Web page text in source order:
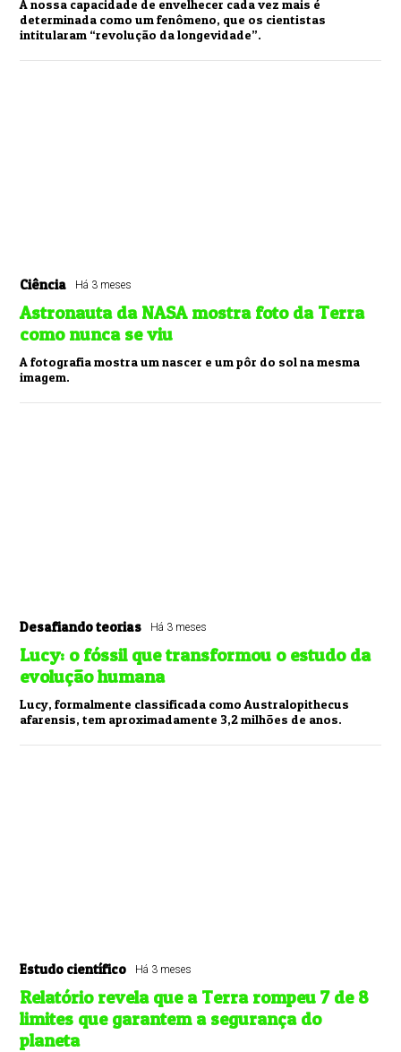
A nossa capacidade de envelhecer cada vez mais é
determinada como um fenômeno, que os cientistas
intitularam “revolução da longevidade”.
Ciência Há 3 meses
Astronauta da NASA mostra foto da Terra
como nunca se viu
A fotografia mostra um nascer e um pôr do sol na mesma
imagem.
Desafiando teorias Há 3 meses
Lucy: o fóssil que transformou o estudo da
evolução humana
Lucy, formalmente classificada como Australopithecus
afarensis, tem aproximadamente 3,2 milhões de anos.
Estudo científico Há 3 meses
Relatório revela que a Terra rompeu 7 de 8
limites que garantem a segurança do
planeta